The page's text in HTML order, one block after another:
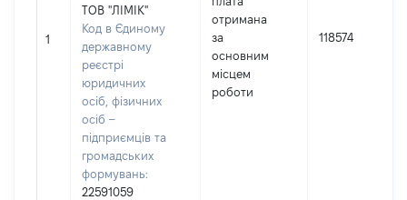
1
ТОВ "ЛІМІК"
Код в Єдиному
державному
реєстрі
юридичних
осіб, фізичних
осіб –
підприємців та
громадських
формувань:
22591059
отримана
за
основним
місцем
роботи
118574